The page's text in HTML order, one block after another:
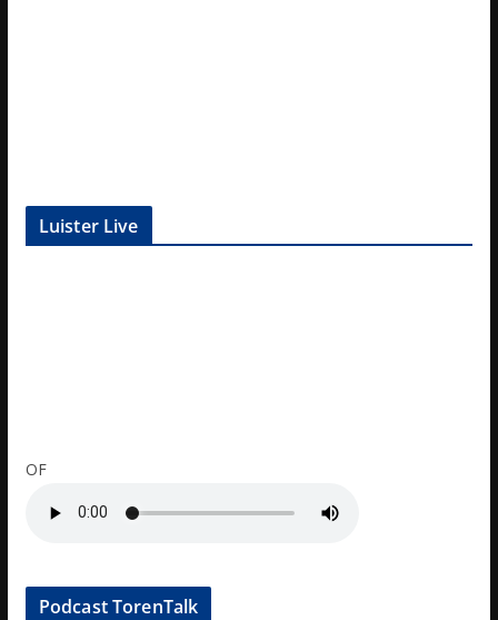
Luister Live
OF
Podcast TorenTalk